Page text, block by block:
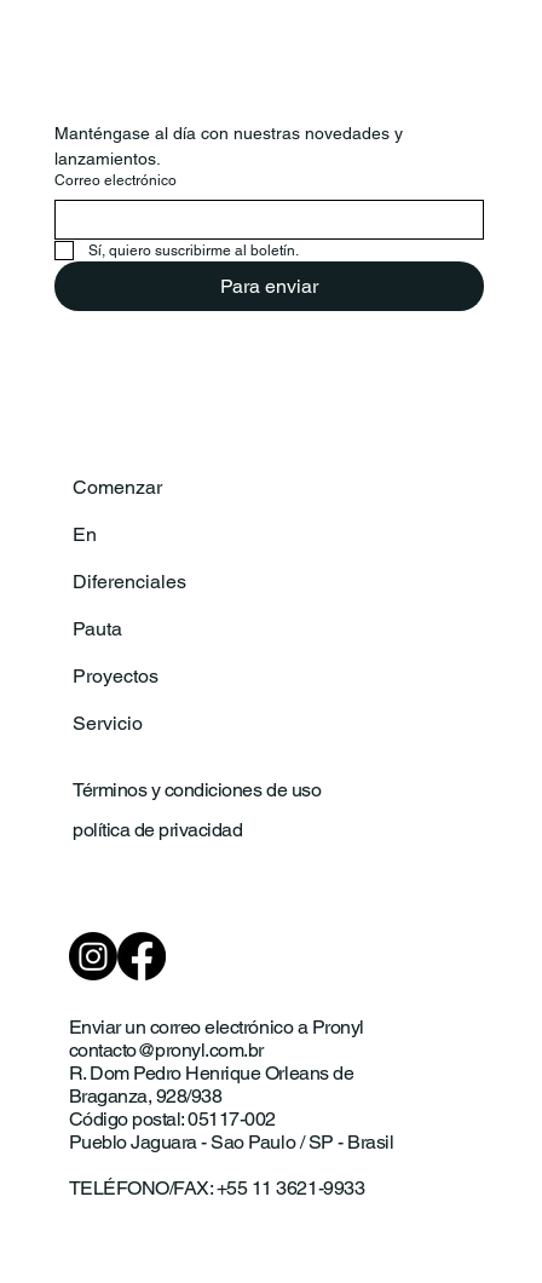
Manténgase al día con nuestras novedades y
lanzamientos.
Correo electrónico
Sí, quiero suscribirme al boletín.
Para enviar
Comenzar
En
Diferenciales
Pauta
Proyectos
Servicio
Términos y condiciones de uso
política de privacidad
Enviar un correo electrónico a Pronyl
contacto@pronyl.com.br
R. Dom Pedro Henrique Orleans de
Braganza, 928/938
Código postal: 05117-002
Pueblo Jaguara - Sao Paulo / SP - Brasil
TELÉFONO/FAX: +55 11 3621-9933